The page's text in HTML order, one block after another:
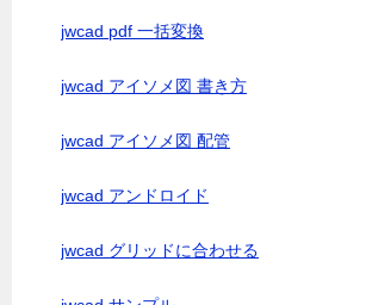
jwcad pdf 一括変換
jwcad アイソメ図 書き方
jwcad アイソメ図 配管
jwcad アンドロイド
jwcad グリッドに合わせる